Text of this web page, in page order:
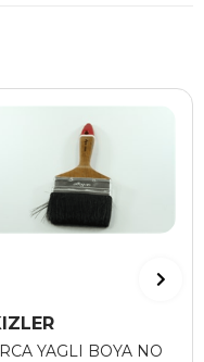
YAGLI BOYA NO